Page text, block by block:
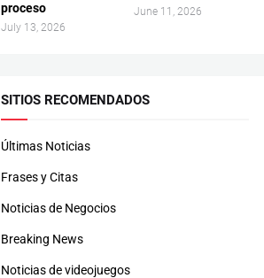
proceso
July 13, 2026
June 11, 2026
SITIOS RECOMENDADOS
Últimas Noticias
Frases y Citas
Noticias de Negocios
Breaking News
Noticias de videojuegos